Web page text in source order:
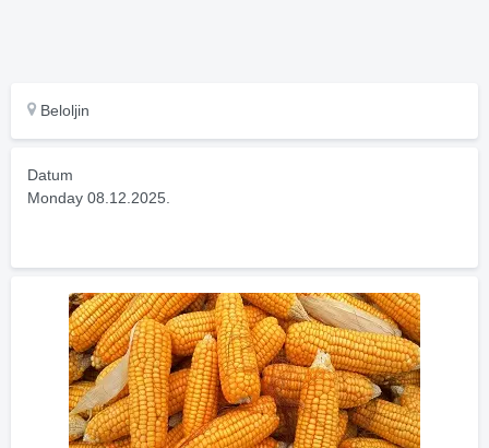
Beloljin
Datum
Monday 08.12.2025.